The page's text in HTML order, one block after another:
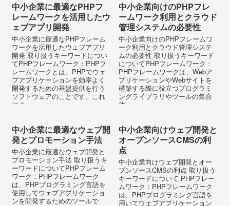
中小企業に最適なPHPフ
レームワークを活用したウ
ェブアプリ開発
中小企業に最適なPHPフレーム
ワークを活用したウェブアプリ
開発 取り扱うキーワードについ
てPHPフレームワーク：PHPフ
レームワークとは、PHPでウェ
ブアプリケーションを効率よく
開発するための基盤提供を行う
ソフトウェアのことです。これ
によ...
中小企業向けのPHPフレ
ームワーク利用とクラウド
管理システムの必要性
中小企業向けのPHPフレームワ
ーク利用とクラウド管理システ
ムの必要性 取り扱うキーワード
についてPHPフレームワーク：
PHPフレームワークは、Webア
プリケーションやWebサイトを
構築する際に役立つプログラミ
ングライブラリやツールの集合
体...
中小企業に最適なウェブ開
発とプロモーション手法
中小企業に最適なウェブ開発と
プロモーション手法 取り扱うキ
ーワードについてPHPフレーム
ワーク：PHPフレームワーク
は、PHPプログラミング言語を
使用してウェブアプリケーショ
ンを開発するためのツールで
中小企業向けウェブ開発と
オープンソースCMSの利
点
中小企業向けウェブ開発とオー
プンソースCMSの利点 取り扱う
キーワードについて PHPフレー
ムワーク：PHPフレームワーク
は、PHPプログラミング言語を
用いてウェブアプリケーション